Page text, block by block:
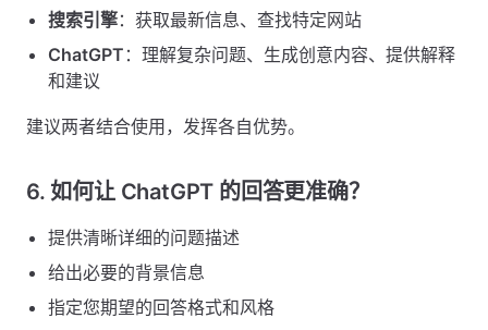
搜索引擎：获取最新信息、查找特定网站
ChatGPT ：理解复杂问题、生成创意内容、提供解释
和建议
建议两者结合使用，发挥各自优势。
6. 如何让 ChatGPT 的回答更准确？
提供清晰详细的问题描述
给出必要的背景信息
指定您期望的回答格式和风格